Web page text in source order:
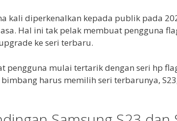
kali diperkenalkan kepada publik pada
Hal ini tak pelak membuat pengguna
ke seri terbaru.
pengguna mulai tertarik dengan seri hp
harus memilih seri terbarunya,